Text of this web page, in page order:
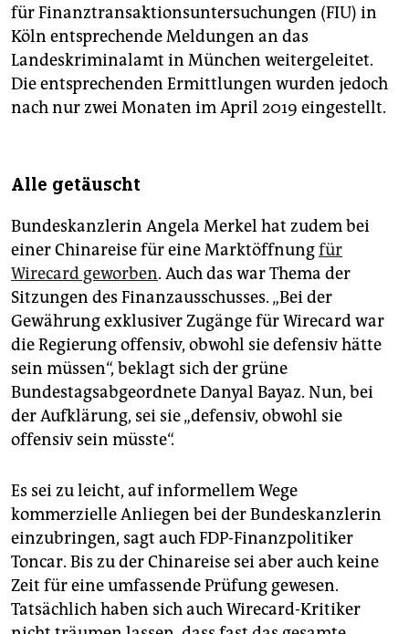
für Finanztransaktionsuntersuchungen (FIU) in
Köln entsprechende Meldungen an das
Landeskriminalamt in München weitergeleitet.
Die entsprechenden Ermittlungen wurden jedoch
nach nur zwei Monaten im April 2019 eingestellt.
Alle getäuscht
Bundeskanzlerin Angela Merkel hat zudem bei
einer Chinareise für eine Marktöffnungfür
Wirecard geworben. Auch das war Thema der
Sitzungen des Finanzausschusses. „Bei der
Gewährung exklusiver Zugänge für Wirecard war
die Regierung offensiv, obwohl sie defensiv hätte
sein müssen“, beklagt sich der grüne
Bundestagsabgeordnete Danyal Bayaz. Nun, bei
der Aufklärung, sei sie „defensiv, obwohl sie
offensiv sein müsste“.
Es sei zu leicht, auf informellem Wege
kommerzielle Anliegen bei der Bundeskanzlerin
einzubringen, sagt auch FDP-Finanzpolitiker
Toncar. Bis zu der Chinareise sei aber auch keine
Zeit für eine umfassende Prüfung gewesen.
Tatsächlich haben sich auch Wirecard-Kritiker